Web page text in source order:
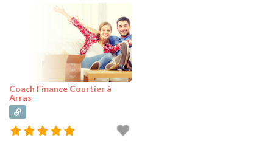
Coach Finance Courtier à
Arras